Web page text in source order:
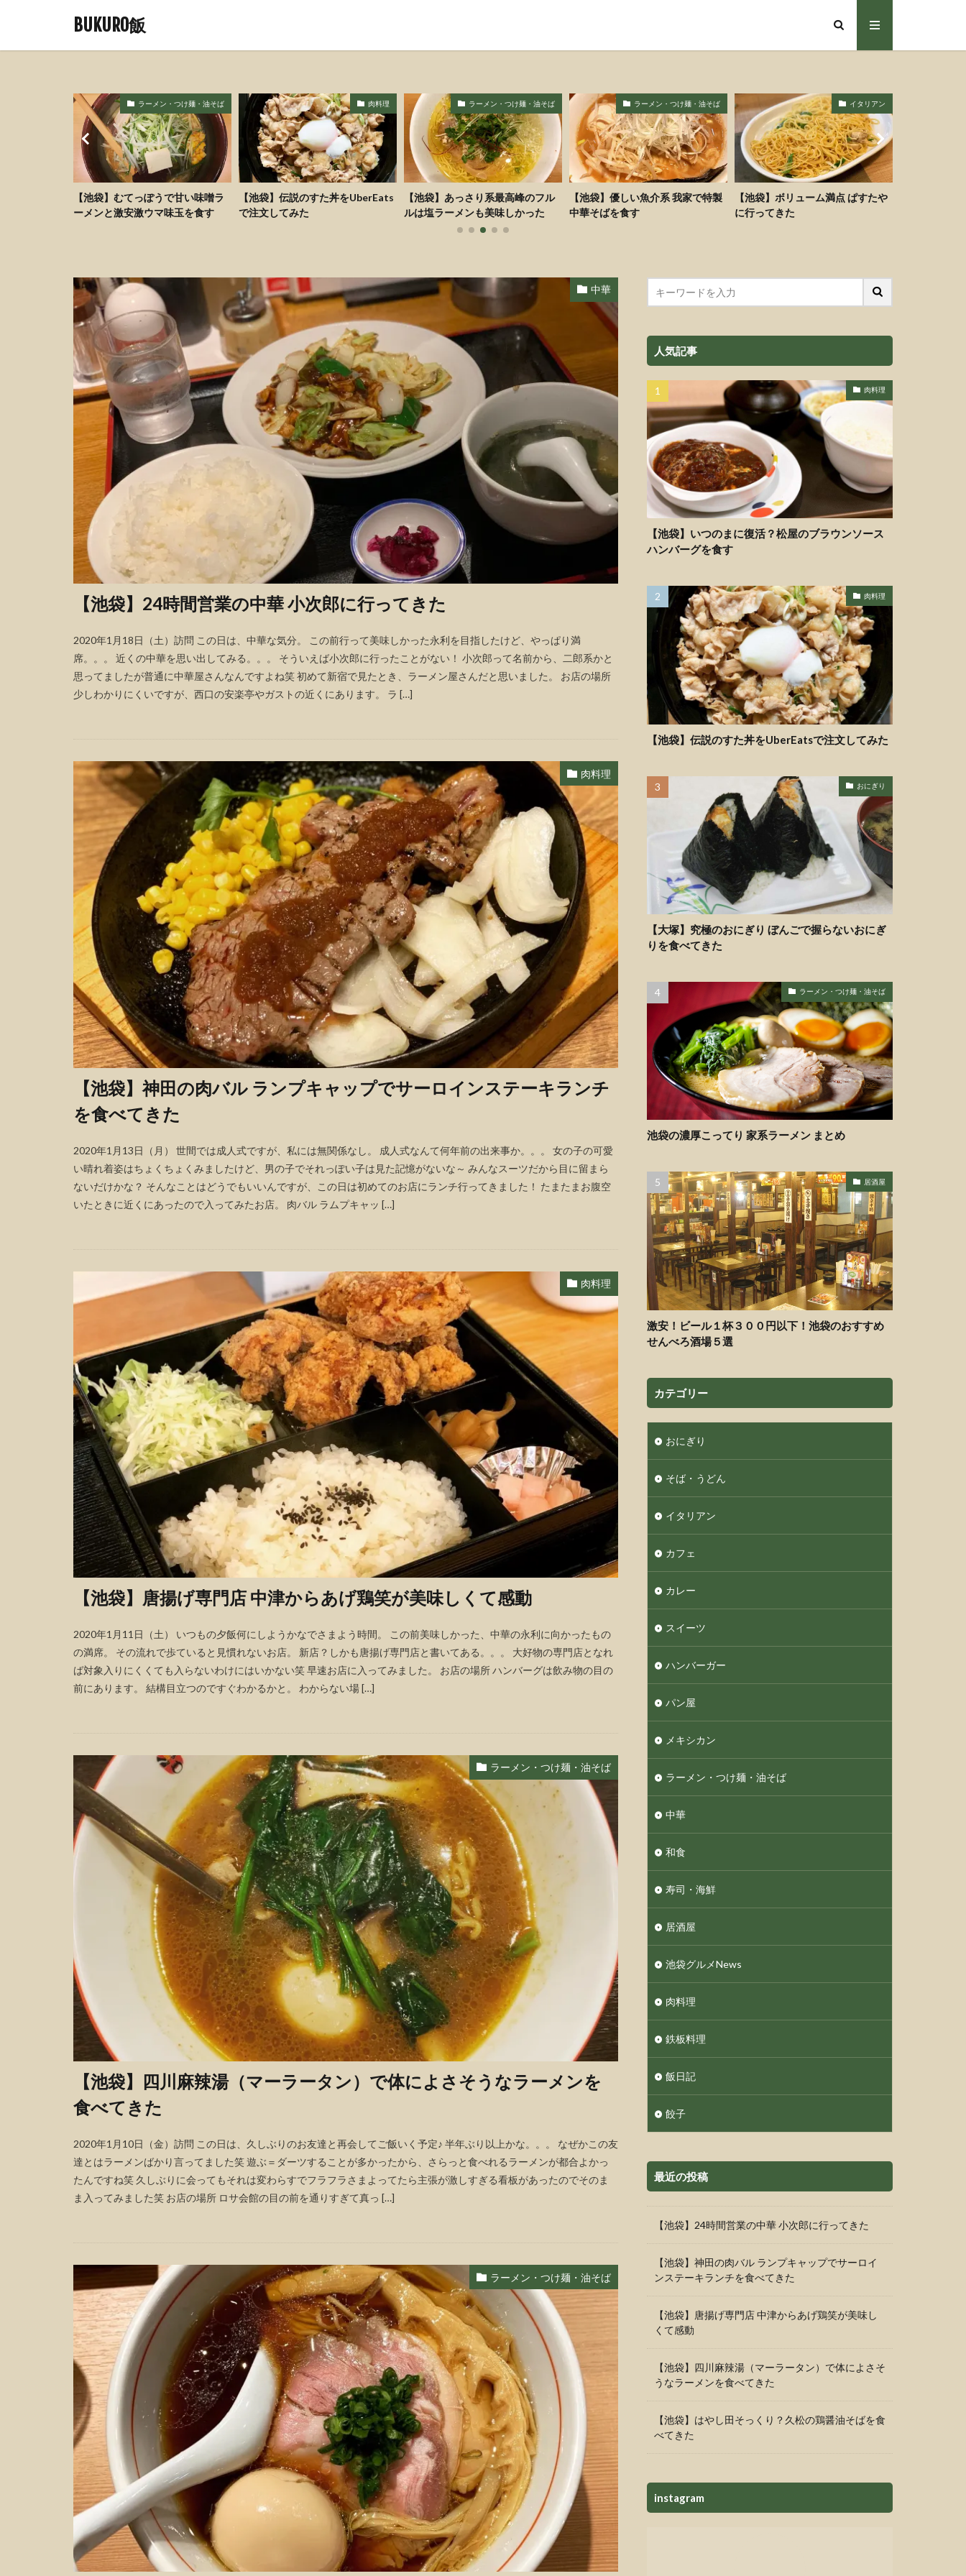
BUKURO飯
肉料理
【池袋】伝説のすた丼をUberEats
で注文してみた
ラーメン・つけ麺・油そば
【池袋】あっさり系最高峰のフル
ルは塩ラーメンも美味しかった
ラーメン・つけ麺・油そば
【池袋】優しい魚介系 我家で特製
中華そばを食す
イタリアン
【池袋】ボリューム満点 ぱすたや
に行ってきた
ラーメン・つけ麺・油そば
【池袋】むてっぽうで甘い味噌ラ
ーメンと激安激ウマ味玉を食す
中華
【池袋】24時間営業の中華 小次郎に行ってきた
2020年1月18日（土）訪問 この日は、中華な気分。 この前行って美味しかった永利を目指したけど、やっぱり満
席。。。 近くの中華を思い出してみる。。。 そういえば小次郎に行ったことがない！ 小次郎って名前から、二郎系かと
思ってましたが普通に中華屋さんなんですよね笑 初めて新宿で見たとき、ラーメン屋さんだと思いました。 お店の場所
少しわかりにくいですが、西口の安楽亭やガストの近くにあります。 ラ […]
肉料理
【池袋】神田の肉バル ランプキャップでサーロインステーキランチ
を食べてきた
2020年1月13日（月） 世間では成人式ですが、私には無関係なし。 成人式なんて何年前の出来事か。。。 女の子の可愛
い晴れ着姿はちょくちょくみましたけど、男の子でそれっぽい子は見た記憶がないな～ みんなスーツだから目に留まら
ないだけかな？ そんなことはどうでもいいんですが、この日は初めてのお店にランチ行ってきました！ たまたまお腹空
いたときに近くにあったので入ってみたお店。 肉バル ラムプキャッ […]
肉料理
【池袋】唐揚げ専門店 中津からあげ鶏笑が美味しくて感動
2020年1月11日（土） いつもの夕飯何にしようかなでさまよう時間。 この前美味しかった、中華の永利に向かったもの
の満席。 その流れで歩ていると見慣れないお店。 新店？しかも唐揚げ専門店と書いてある。。。 大好物の専門店となれ
ば対象入りにくくても入らないわけにはいかない笑 早速お店に入ってみました。 お店の場所 ハンバーグは飲み物の目の
前にあります。 結構目立つのですぐわかるかと。 わからない場 […]
ラーメン・つけ麺・油そば
【池袋】四川麻辣湯（マーラータン）で体によさそうなラーメンを
食べてきた
2020年1月10日（金）訪問 この日は、久しぶりのお友達と再会してご飯いく予定♪ 半年ぶり以上かな。。。 なぜかこの友
達とはラーメンばかり言ってました笑 遊ぶ＝ダーツすることが多かったから、さらっと食べれるラーメンが都合よかっ
たんですね笑 久しぶりに会ってもそれは変わらすでフラフラさまよってたら主張が激しすぎる看板があったのでそのま
ま入ってみました笑 お店の場所 ロサ会館の目の前を通りすぎて真っ […]
ラーメン・つけ麺・油そば
人気記事
肉料理
【池袋】いつのまに復活？松屋のブラウンソース
ハンバーグを食す
肉料理
【池袋】伝説のすた丼をUberEatsで注文してみた
おにぎり
【大塚】究極のおにぎり ぼんごで握らないおにぎ
りを食べてきた
ラーメン・つけ麺・油そば
池袋の濃厚こってり 家系ラーメン まとめ
居酒屋
激安！ビール１杯３００円以下！池袋のおすすめ
せんべろ酒場５選
カテゴリー
おにぎり
そば・うどん
イタリアン
カフェ
カレー
スイーツ
ハンバーガー
パン屋
メキシカン
ラーメン・つけ麺・油そば
中華
和食
寿司・海鮮
居酒屋
池袋グルメNews
肉料理
鉄板料理
飯日記
餃子
最近の投稿
【池袋】24時間営業の中華 小次郎に行ってきた
【池袋】神田の肉バル ランプキャップでサーロイ
ンステーキランチを食べてきた
【池袋】唐揚げ専門店 中津からあげ鶏笑が美味し
くて感動
【池袋】四川麻辣湯（マーラータン）で体によさそ
うなラーメンを食べてきた
【池袋】はやし田そっくり？久松の鶏醤油そばを食
べてきた
instagram